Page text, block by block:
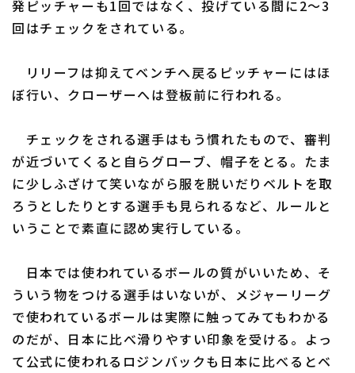
発ピッチャーも1回ではなく、投げている間に2〜3
回はチェックをされている。
リリーフは抑えてベンチへ戻るピッチャーにはほ
ぼ行い、クローザーへは登板前に行われる。
チェックをされる選手はもう慣れたもので、審判
が近づいてくると自らグローブ、帽子をとる。たま
に少しふざけて笑いながら服を脱いだりベルトを取
ろうとしたりとする選手も見られるなど、ルールと
いうことで素直に認め実行している。
日本では使われているボールの質がいいため、そ
ういう物をつける選手はいないが、メジャーリーグ
で使われているボールは実際に触ってみてもわかる
のだが、日本に比べ滑りやすい印象を受ける。よっ
て公式に使われるロジンバックも日本に比べるとベ